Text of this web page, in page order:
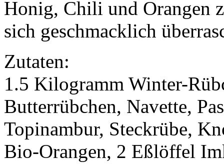
Honig, Chili und Orangen
sich geschmacklich
Zutaten:
1.5 Kilogramm Winter-
Butterrübchen, Navette,
Topinambur, Steckrübe,
Bio-Orangen, 2 Eßlöffel